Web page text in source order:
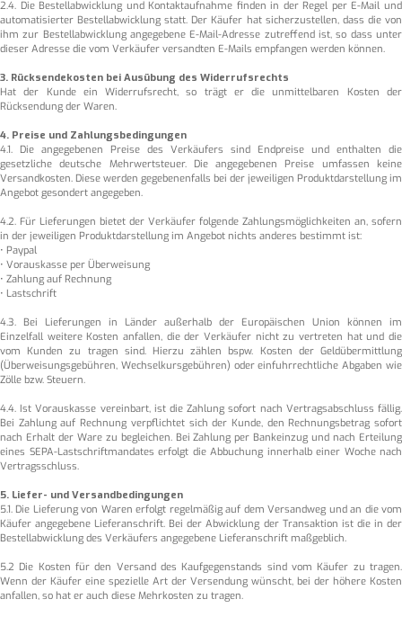
2.4. Die Bestellabwicklung und Kontaktaufnahme finden in der Regel per E-Mail und
automatisierter Bestellabwicklung statt. Der Käufer hat sicherzustellen, dass die von
ihm zur Bestellabwicklung angegebene E-Mail-Adresse zutreffend ist, so dass unter
dieser Adresse die vom Verkäufer versandten E-Mails empfangen werden können.
3. Rücksendekosten bei Ausübung des Widerrufsrechts
Hat der Kunde ein Widerrufsrecht, so trägt er die unmittelbaren Kosten der
Rücksendung der Waren.
4. Preise und Zahlungsbedingungen
4.1. Die angegebenen Preise des Verkäufers sind Endpreise und enthalten die
gesetzliche deutsche Mehrwertsteuer. Die angegebenen Preise umfassen keine
Versandkosten. Diese werden gegebenenfalls bei der jeweiligen Produktdarstellung im
Angebot gesondert angegeben.
4.2. Für Lieferungen bietet der Verkäufer folgende Zahlungsmöglichkeiten an, sofern
in der jeweiligen Produktdarstellung im Angebot nichts anderes bestimmt ist:
• Paypal
• Vorauskasse per Überweisung
• Zahlung auf Rechnung
• Lastschrift
4.3. Bei Lieferungen in Länder außerhalb der Europäischen Union können im
Einzelfall weitere Kosten anfallen, die der Verkäufer nicht zu vertreten hat und die
vom Kunden zu tragen sind. Hierzu zählen bspw. Kosten der Geldübermittlung
(Überweisungsgebühren, Wechselkursgebühren) oder einfuhrrechtliche Abgaben wie
Zölle bzw. Steuern.
4.4. Ist Vorauskasse vereinbart, ist die Zahlung sofort nach Vertragsabschluss fällig.
Bei Zahlung auf Rechnung verpflichtet sich der Kunde, den Rechnungsbetrag sofort
nach Erhalt der Ware zu begleichen. Bei Zahlung per Bankeinzug und nach Erteilung
eines SEPA-Lastschriftmandates erfolgt die Abbuchung innerhalb einer Woche nach
Vertragsschluss.
5. Liefer- und Versandbedingungen
5.1. Die Lieferung von Waren erfolgt regelmäßig auf dem Versandweg und an die vom
Käufer angegebene Lieferanschrift. Bei der Abwicklung der Transaktion ist die in der
Bestellabwicklung des Verkäufers angegebene Lieferanschrift maßgeblich.
5.2 Die Kosten für den Versand des Kaufgegenstands sind vom Käufer zu tragen.
Wenn der Käufer eine spezielle Art der Versendung wünscht, bei der höhere Kosten
anfallen, so hat er auch diese Mehrkosten zu tragen.